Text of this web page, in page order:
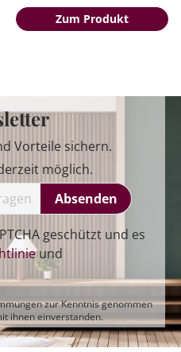
Zum Produkt
Vorteile sichern.
möglich.
Absenden
geschützt und es
und
zur Kenntnis genommen
ihnen einverstanden.